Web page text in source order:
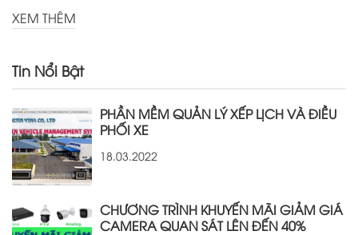
XEM THÊM
Tin Nổi Bật
PHẦN MỀM QUẢN LÝ XẾP LỊCH VÀ ĐIỀU
PHỐI XE
18.03.2022
CHƯƠNG TRÌNH KHUYẾN MÃI GIẢM GIÁ
CAMERA QUAN SÁT LÊN ĐẾN 40%